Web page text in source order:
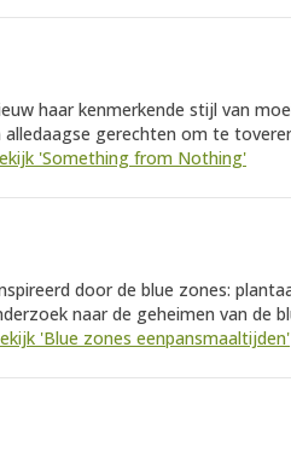
haar kenmerkende stijl van
gerechten om te
'Something from Nothing'
door de blue zones:
naar de geheimen van de
'Blue zones eenpansmaaltijden'